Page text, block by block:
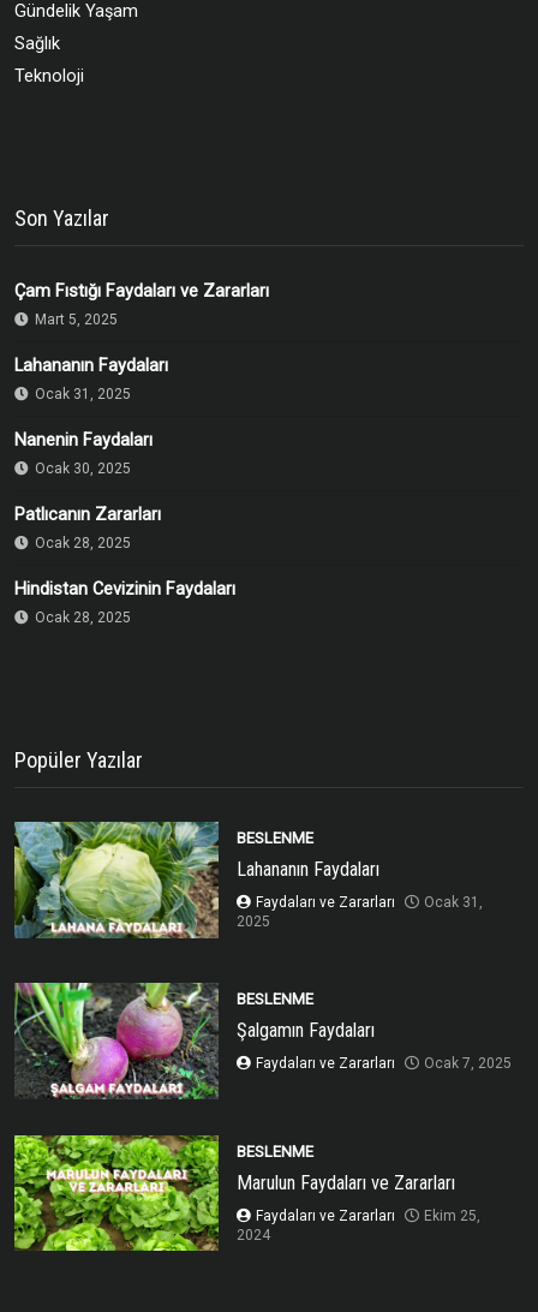
Gündelik Yaşam
Sağlık
Teknoloji
Son Yazılar
Çam Fıstığı Faydaları ve Zararları
Mart 5, 2025
Lahananın Faydaları
Ocak 31, 2025
Nanenin Faydaları
Ocak 30, 2025
Patlıcanın Zararları
Ocak 28, 2025
Hindistan Cevizinin Faydaları
Ocak 28, 2025
Popüler Yazılar
BESLENME
Lahananın Faydaları
Faydaları ve Zararları
Ocak 31,
2025
BESLENME
Şalgamın Faydaları
Faydaları ve Zararları Ocak 7, 2025
BESLENME
Marulun Faydaları ve Zararları
Faydaları ve Zararları
Ekim 25,
2024